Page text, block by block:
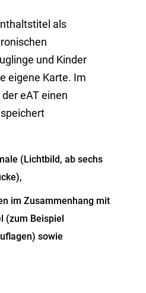
als
und Kinder
eigene Karte. Im
eAT einen
(Lichtbild, ab sechs
im Zusammenhang mit
(zum Beispiel
sowie